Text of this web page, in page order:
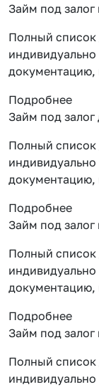
Займ под
Полный
документацию,
Подробнее
Займ под
Полный
документацию,
Подробнее
Займ под
Полный
документацию,
Подробнее
Займ под залог
Полный